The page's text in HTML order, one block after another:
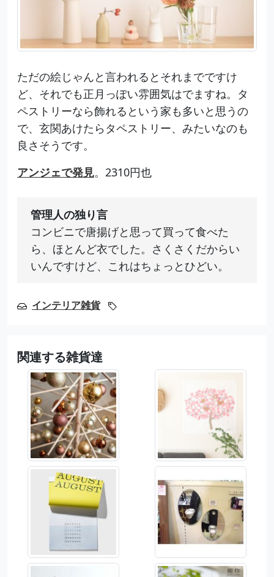
ただの絵じゃんと言われるとそれまでですけ
ど、それでも正月っぽい雰囲気はでますね。タ
ペストリーなら飾れるという家も多いと思うの
で、玄関あけたらタペストリー、みたいなのも
良さそうです。
アンジェで発見。2310円也
管理人の独り言
コンビニで唐揚げと思って買って食べた
ら、ほとんど衣でした。さくさくだからい
いんですけど、これはちょっとひどい。
インテリア雑貨
関連する雑貨達